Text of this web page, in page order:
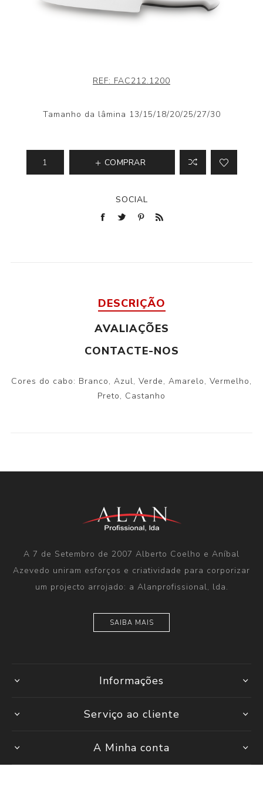
REF: FAC212.1200
Tamanho da lâmina 13/15/18/20/25/27/30
COMPRAR
SOCIAL
DESCRIÇÃO
AVALIAÇÕES
CONTACTE-NOS
Cores do cabo: Branco, Azul, Verde, Amarelo, Vermelho,
Preto, Castanho
A 7 de Setembro de 2007 Alberto Coelho e Aníbal
Azevedo uniram esforços e criatividade para corporizar
um projecto arrojado: a Alanprofissional, lda.
SAIBA MAIS
Informações
Serviço ao cliente
A Minha conta